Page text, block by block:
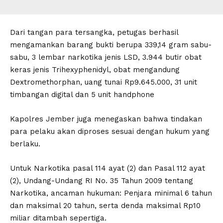
Dari tangan para tersangka, petugas berhasil
mengamankan barang bukti berupa 339,14 gram sabu-
sabu, 3 lembar narkotika jenis LSD, 3.944 butir obat
keras jenis Trihexyphenidyl, obat mengandung
Dextromethorphan, uang tunai Rp9.645.000, 31 unit
timbangan digital dan 5 unit handphone
Kapolres Jember juga menegaskan bahwa tindakan
para pelaku akan diproses sesuai dengan hukum yang
berlaku.
Untuk Narkotika pasal 114 ayat (2) dan Pasal 112 ayat
(2), Undang-Undang RI No. 35 Tahun 2009 tentang
Narkotika, ancaman hukuman: Penjara minimal 6 tahun
dan maksimal 20 tahun, serta denda maksimal Rp10
miliar ditambah sepertiga.